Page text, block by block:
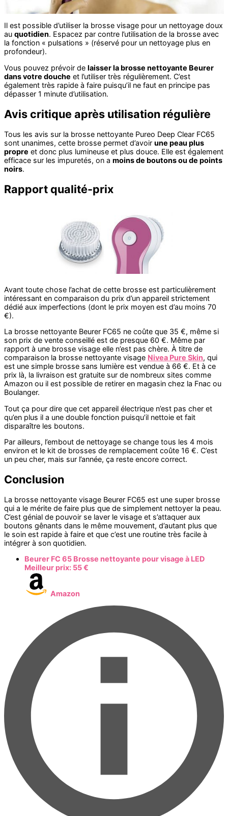
Il est possible d’utiliser la brosse visage pour un nettoyage doux
au quotidien. Espacez par contre l’utilisation de la brosse avec
la fonction « pulsations » (réservé pour un nettoyage plus en
profondeur).
Vous pouvez prévoir de laisser la brosse nettoyante Beurer
dans votre douche et l’utiliser très régulièrement. C’est
également très rapide à faire puisqu’il ne faut en principe pas
dépasser 1 minute d’utilisation.
Avis critique après utilisation régulière
Tous les avis sur la brosse nettoyante Pureo Deep Clear FC65
sont unanimes, cette brosse permet d’avoir une peau plus
propre et donc plus lumineuse et plus douce. Elle est également
efficace sur les impuretés, on a moins de boutons ou de points
noirs.
Rapport qualité-prix
Avant toute chose l’achat de cette brosse est particulièrement
intéressant en comparaison du prix d’un appareil strictement
dédié aux imperfections (dont le prix moyen est d’au moins 70
€).
La brosse nettoyante Beurer FC65 ne coûte que 35 €, même si
son prix de vente conseillé est de presque 60 €. Même par
rapport à une brosse visage elle n’est pas chère. À titre de
comparaison la brosse nettoyante visage Nivea Pure Skin, qui
est une simple brosse sans lumière est vendue à 66 €. Et à ce
prix là, la livraison est gratuite sur de nombreux sites comme
Amazon ou il est possible de retirer en magasin chez la Fnac ou
Boulanger.
Tout ça pour dire que cet appareil électrique n’est pas cher et
qu’en plus il a une double fonction puisqu’il nettoie et fait
disparaître les boutons.
Par ailleurs, l’embout de nettoyage se change tous les 4 mois
environ et le kit de brosses de remplacement coûte 16 €. C’est
un peu cher, mais sur l’année, ça reste encore correct.
Conclusion
La brosse nettoyante visage Beurer FC65 est une super brosse
qui a le mérite de faire plus que de simplement nettoyer la peau.
C’est génial de pouvoir se laver le visage et s’attaquer aux
boutons gênants dans le même mouvement, d’autant plus que
le soin est rapide à faire et que c’est une routine très facile à
intégrer à son quotidien.
Beurer FC 65 Brosse nettoyante pour visage à LED
Meilleur prix: 55 €
Amazon